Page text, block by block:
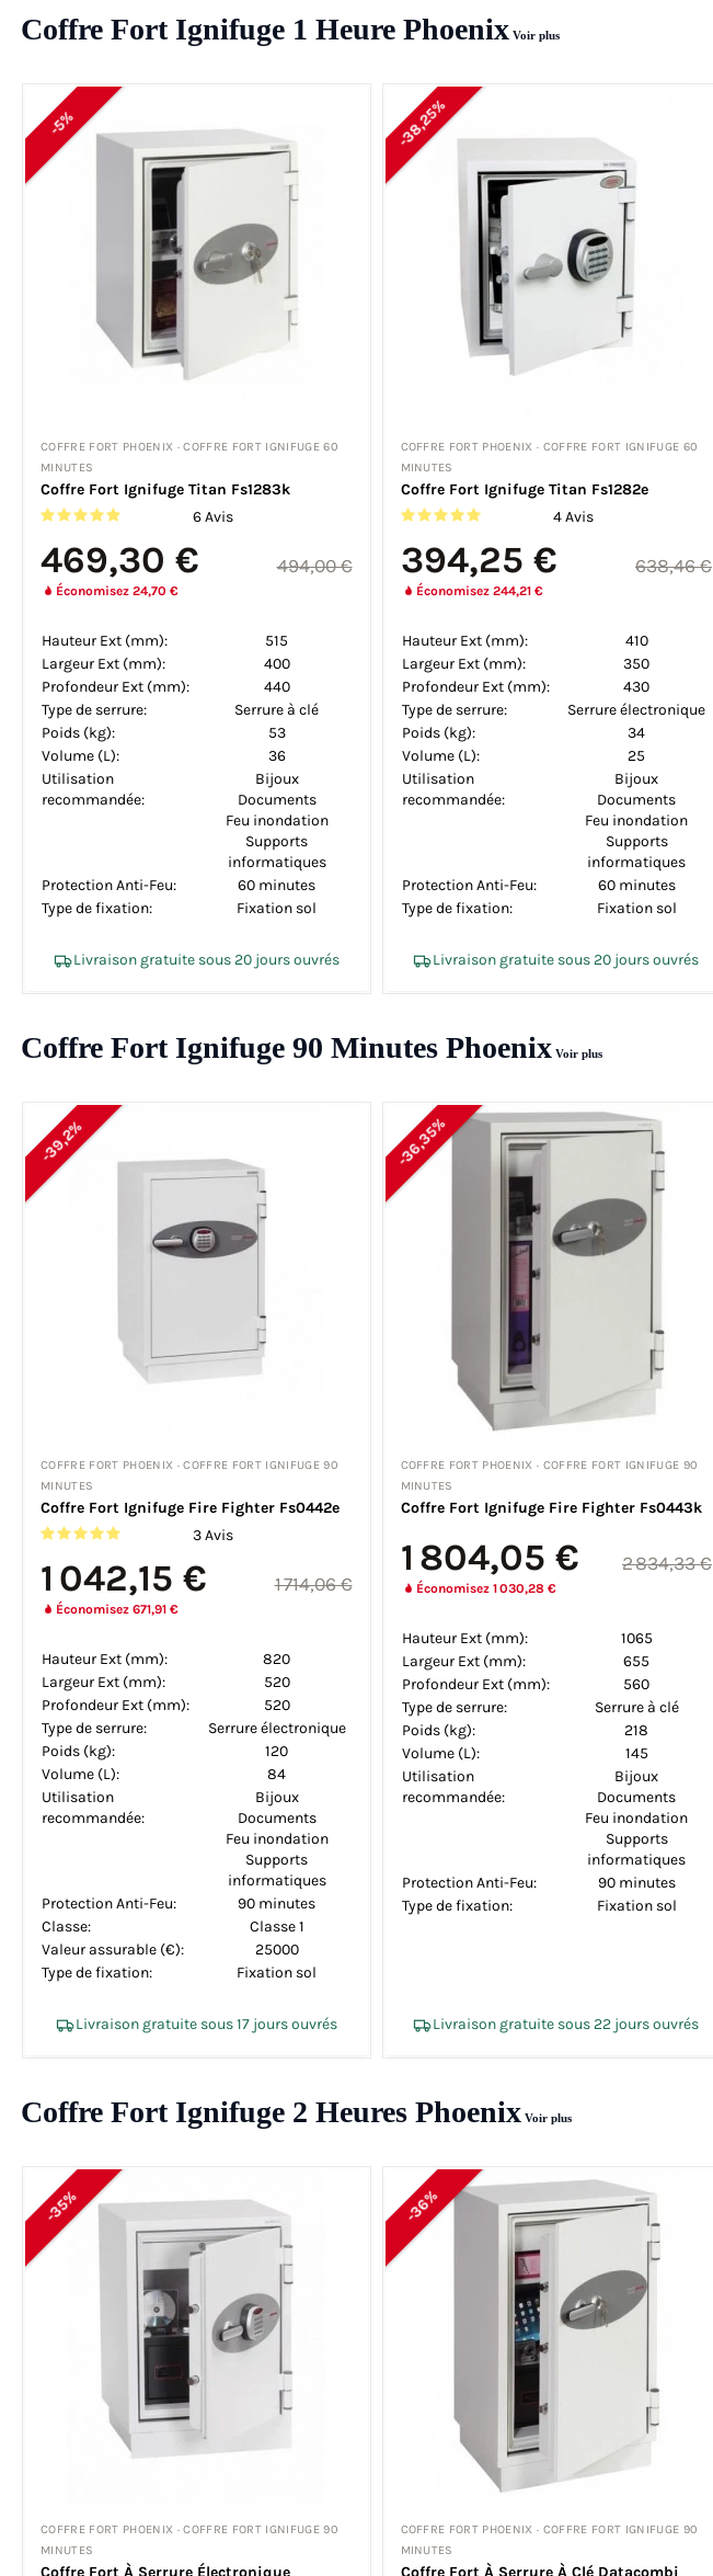
Coffre Fort Ignifuge 1 Heure Phoenix Voir plus
-5%
COFFRE FORT PHOENIX · COFFRE FORT IGNIFUGE 60
MINUTES
Coffre Fort Ignifuge Titan Fs1283k
6 Avis
469,30 € 494,00 €
Économisez 24,70 €
Hauteur Ext (mm):
515
Largeur Ext (mm):
400
Profondeur Ext (mm):
440
Type de serrure:
Serrure à clé
Poids (kg):
53
Volume (L):
36
Utilisation
recommandée:
Bijoux
Documents
Feu inondation
Supports
informatiques
Protection Anti-Feu:
60 minutes
Type de fixation:
Fixation sol
Livraison gratuite sous 20 jours ouvrés
-38,25%
COFFRE FORT PHOENIX · COFFRE FORT IGNIFUGE 60
MINUTES
Coffre Fort Ignifuge Titan Fs1282e
4 Avis
394,25 € 638,46 €
Économisez 244,21 €
Hauteur Ext (mm):
410
Largeur Ext (mm):
350
Profondeur Ext (mm):
430
Type de serrure:
Serrure électronique
Poids (kg):
34
Volume (L):
25
Utilisation
recommandée:
Bijoux
Documents
Feu inondation
Supports
informatiques
Protection Anti-Feu:
60 minutes
Type de fixation:
Fixation sol
Livraison gratuite sous 20 jours ouvrés
Coffre Fort Ignifuge 90 Minutes Phoenix Voir plus
-39,2%
COFFRE FORT PHOENIX · COFFRE FORT IGNIFUGE 90
MINUTES
Coffre Fort Ignifuge Fire Fighter Fs0442e
3 Avis
1 042,15 € 1 714,06 €
Économisez 671,91 €
Hauteur Ext (mm):
820
Largeur Ext (mm):
520
Profondeur Ext (mm):
520
Type de serrure:
Serrure électronique
Poids (kg):
120
Volume (L):
84
Utilisation
recommandée:
Bijoux
Documents
Feu inondation
Supports
informatiques
Protection Anti-Feu:
90 minutes
Classe:
Classe 1
Valeur assurable (€):
25000
Type de fixation:
Fixation sol
Livraison gratuite sous 17 jours ouvrés
-36,35%
COFFRE FORT PHOENIX · COFFRE FORT IGNIFUGE 90
MINUTES
Coffre Fort Ignifuge Fire Fighter Fs0443k
1 804,05 € 2 834,33 €
Économisez 1 030,28 €
Hauteur Ext (mm):
1065
Largeur Ext (mm):
655
Profondeur Ext (mm):
560
Type de serrure:
Serrure à clé
Poids (kg):
218
Volume (L):
145
Utilisation
recommandée:
Bijoux
Documents
Feu inondation
Supports
informatiques
Protection Anti-Feu:
90 minutes
Type de fixation:
Fixation sol
Livraison gratuite sous 22 jours ouvrés
Coffre Fort Ignifuge 2 Heures Phoenix Voir plus
-35%
COFFRE FORT PHOENIX · COFFRE FORT IGNIFUGE 90
MINUTES
-36%
COFFRE FORT PHOENIX · COFFRE FORT IGNIFUGE 90
MINUTES